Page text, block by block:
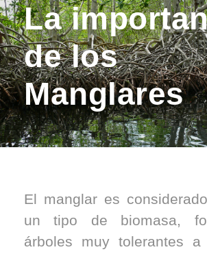
La
de los
Manglares
El manglar es
un tipo de biomasa,
árboles muy tolerantes